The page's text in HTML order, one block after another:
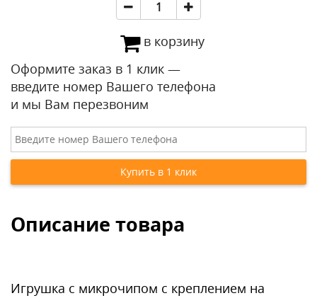
в корзину
Оформите заказ в 1 клик —
введите номер Вашего телефона
и мы Вам перезвоним
Описание товара
Игрушка с микрочипом с креплением на